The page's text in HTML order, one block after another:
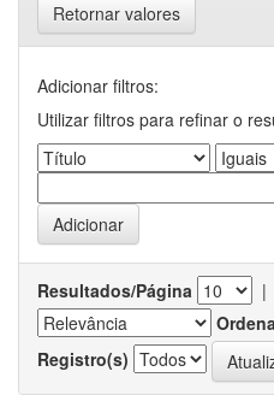
Retornar valores
Adicionar filtros:
Utilizar filtros para refinar o
Resultados/Página |
Registro(s)